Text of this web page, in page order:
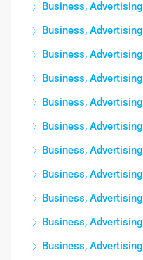
Business, Advertising
Business, Advertising
Business, Advertising
Business, Advertising
Business, Advertising
Business, Advertising
Business, Advertising
Business, Advertising
Business, Advertising
Business, Advertising
Business, Advertising